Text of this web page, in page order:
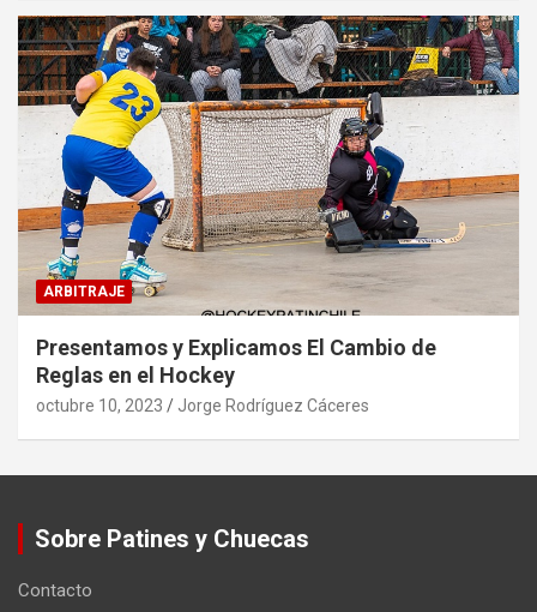
ARBITRAJE
Presentamos y Explicamos El Cambio de
Reglas en el Hockey
octubre 10, 2023 Jorge Rodríguez Cáceres
Sobre Patines y Chuecas
Contacto